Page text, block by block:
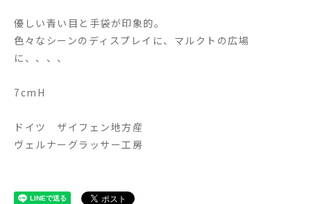
優しい青い目と手袋が印象的。
色々なシーンのディスプレイに、マルクトの広場
に、、、、
7cmH
ドイツ ザイフェン地方産
ヴェルナーグラッサー工房